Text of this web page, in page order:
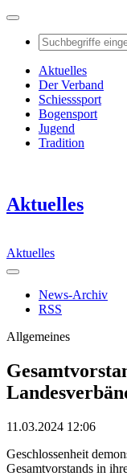
Aktuelles
Der Verband
Schiesssport
Bogensport
Jugend
Tradition
Aktuelles
Aktuelles
News-Archiv
RSS
Allgemeines
11.03.2024 12:06
Geschlossenheit
Gesamtvorstands in